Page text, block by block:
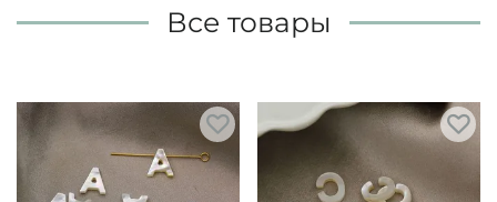
Все товары